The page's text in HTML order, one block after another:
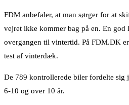
FDM anbefaler, at man sørger for at
vejret ikke kommer bag på en. En
overgangen til vintertid. På FDM.DK
test af vinterdæk.
De 789 kontrollerede biler fordelte sig
6-10 og over 10 år.